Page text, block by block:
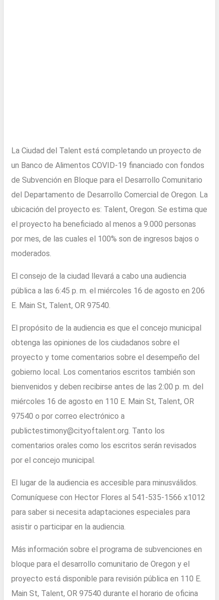
La Ciudad del Talent está completando un proyecto de
un Banco de Alimentos COVID-19 financiado con fondos
de Subvención en Bloque para el Desarrollo Comunitario
del Departamento de Desarrollo Comercial de Oregon. La
ubicación del proyecto es: Talent, Oregon. Se estima que
el proyecto ha beneficiado al menos a 9.000 personas
por mes, de las cuales el 100% son de ingresos bajos o
moderados.
El consejo de la ciudad llevará a cabo una audiencia
pública a las 6:45 p. m. el miércoles 16 de agosto en 206
E. Main St, Talent, OR 97540.
El propósito de la audiencia es que el concejo municipal
obtenga las opiniones de los ciudadanos sobre el
proyecto y tome comentarios sobre el desempeño del
gobierno local. Los comentarios escritos también son
bienvenidos y deben recibirse antes de las 2:00 p. m. del
miércoles 16 de agosto en 110 E. Main St, Talent, OR
97540 o por correo electrónico a
publictestimony@cityoftalent.org. Tanto los
comentarios orales como los escritos serán revisados ​​
por el concejo municipal.
El lugar de la audiencia es accesible para minusválidos.
Comuníquese con Hector Flores al 541-535-1566 x1012
para saber si necesita adaptaciones especiales para
asistir o participar en la audiencia.
Más información sobre el programa de subvenciones en
bloque para el desarrollo comunitario de Oregon y el
proyecto está disponible para revisión pública en 110 E.
Main St, Talent, OR 97540 durante el horario de oficina